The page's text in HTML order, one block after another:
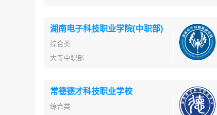
湖南电子科技职业学院(中职部)
综合类
大专中职部
常德德才科技职业学校
综合类